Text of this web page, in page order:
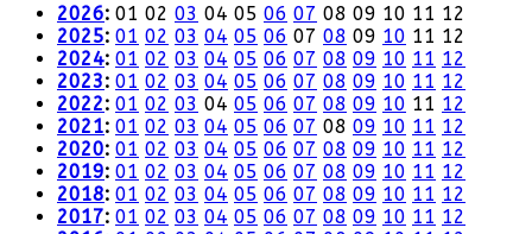
2026: 01 02 03 04 05 06 07 08 09 10 11 12
2025: 01 02 03 04 05 06 07 08 09 10 11 12
2024: 01 02 03 04 05 06 07 08 09 10 11 12
2023: 01 02 03 04 05 06 07 08 09 10 11 12
2022: 01 02 03 04 05 06 07 08 09 10 11 12
2021: 01 02 03 04 05 06 07 08 09 10 11 12
2020: 01 02 03 04 05 06 07 08 09 10 11 12
2019: 01 02 03 04 05 06 07 08 09 10 11 12
2018: 01 02 03 04 05 06 07 08 09 10 11 12
2017: 01 02 03 04 05 06 07 08 09 10 11 12